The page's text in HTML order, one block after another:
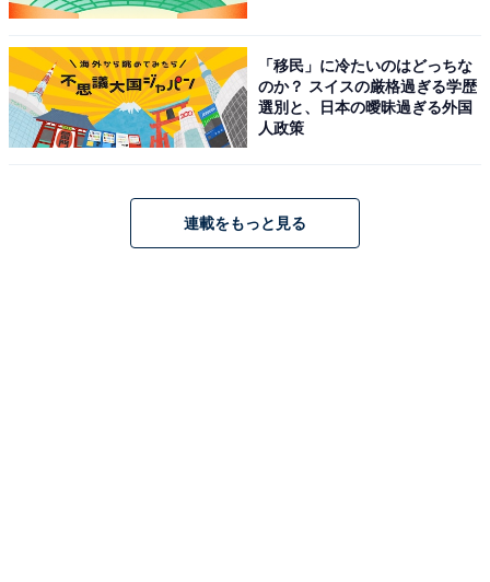
優れたロケーションを誇る本格和風旅館です。敷地内よ
り湧き出す「自家源泉」を贅沢に使用しており、男性用
「大浴場 松風の湯」や女性用「大浴場 大山の湯屋」など
で、海を感じながら心ゆくまで癒やされます。食事は
葉ガニや鳥取和牛など旬の食材を贅沢に盛り込んだ会席
料理を堪能できます。
「移民」に冷たいのはどっちな
のか？ スイスの厳格過ぎる学歴
選別と、日本の曖昧過ぎる外国
人政策
連載をもっと見る